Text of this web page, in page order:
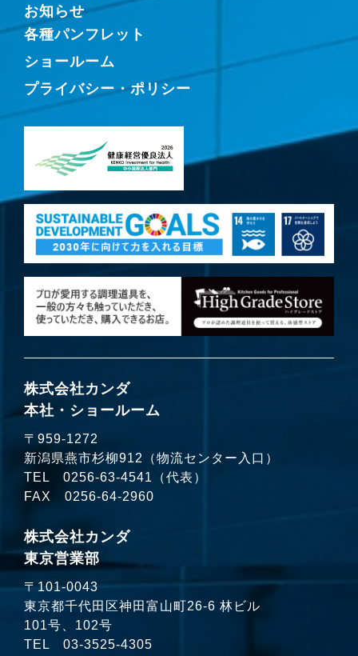
お知らせ
各種パンフレット
ショールーム
プライバシー・ポリシー
株式会社カンダ
本社・ショールーム
〒959-1272
新潟県燕市杉柳912（物流センター入口）
TEL 0256-63-4541
（代表）
FAX 0256-64-2960
株式会社カンダ
東京営業部
〒101-0043
東京都千代田区神田富山町26-6 林ビル
101号、102号
TEL 03-3525-4305